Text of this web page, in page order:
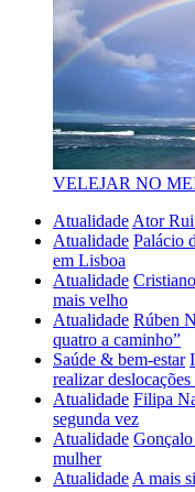
VELEJAR NO
Atualidade Ator Rui
Atualidade Palácio
em Lisboa
Atualidade
mais velho
Atualidade Rúben
quatro a caminho”
Saúde & bem-estar
realizar
Atualidade Filipa
segunda vez
Atualidade
mulher
Atualidade A mais